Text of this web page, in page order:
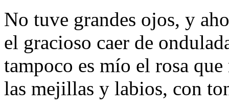
No tuve grandes ojos, y
el gracioso caer de
tampoco es mío el rosa
las mejillas y labios, con